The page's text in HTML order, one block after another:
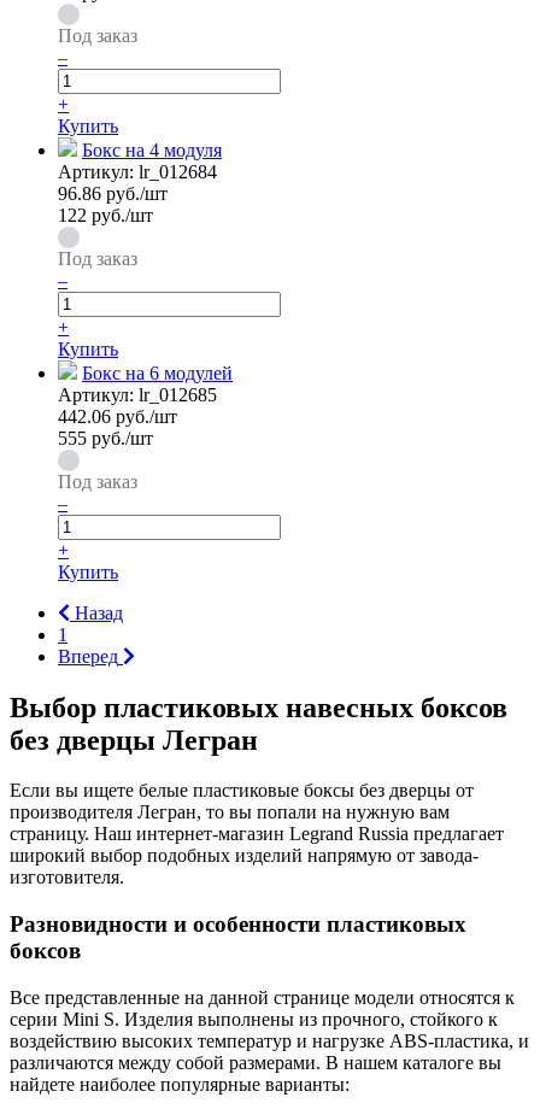
Под заказ
–
+
Купить
Бокс на 4 модуля
Артикул: lr_012684
96.86 руб./шт
122 руб./шт
Под заказ
–
+
Купить
Бокс на 6 модулей
Артикул: lr_012685
442.06 руб./шт
555 руб./шт
Под заказ
–
+
Купить
Назад
1
Вперед
Выбор пластиковых навесных боксов
без дверцы Легран
Если вы ищете белые пластиковые боксы без дверцы от
производителя Легран, то вы попали на нужную вам
страницу. Наш интернет-магазин Legrand Russia предлагает
широкий выбор подобных изделий напрямую от завода-
изготовителя.
Разновидности и особенности пластиковых
боксов
Все представленные на данной странице модели относятся к
серии Mini S. Изделия выполнены из прочного, стойкого к
воздействию высоких температур и нагрузке ABS-пластика, и
различаются между собой размерами. В нашем каталоге вы
найдете наиболее популярные варианты: